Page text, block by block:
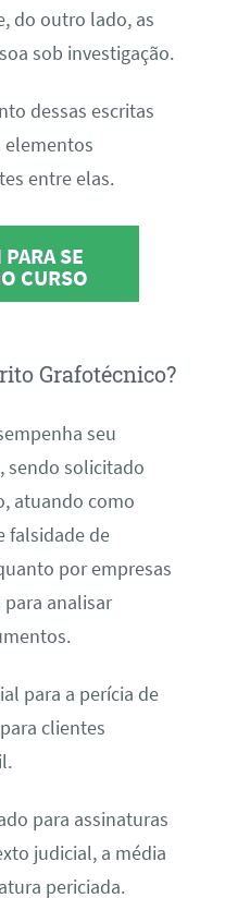
do outro lado, as
sob investigação.
dessas escritas
elementos
entre elas.
SE
CURSO
Grafotécnico?
seu
sendo solicitado
atuando como
falsidade de
por empresas
para analisar
para a perícia de
clientes
para assinaturas
judicial, a média
periciada.